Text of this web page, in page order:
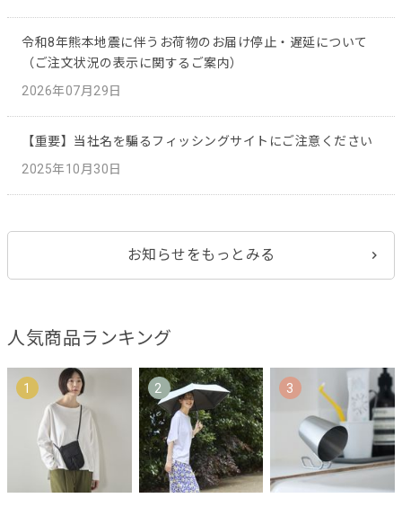
令和8年熊本地震に伴うお荷物のお届け停止・遅延について
（ご注文状況の表示に関するご案内）
2026年07月29日
【重要】当社名を騙るフィッシングサイトにご注意ください
2025年10月30日
お知らせをもっとみる
人気商品ランキング
1 2 3